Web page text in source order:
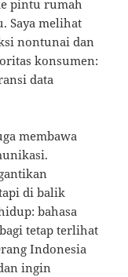
pintu rumah
Saya melihat
nontunai dan
konsumen:
data
membawa
di balik
bahasa
tetap terlihat
Indonesia
ingin